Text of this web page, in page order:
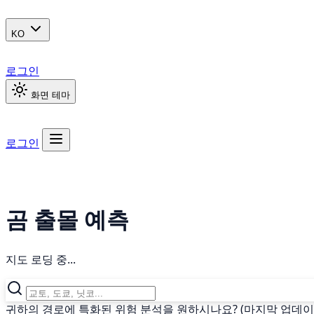
KO
로그인
화면 테마
로그인
곰 출몰 예측
지도 로딩 중...
귀하의 경로에 특화된 위험 분석을 원하시나요? (마지막 업데